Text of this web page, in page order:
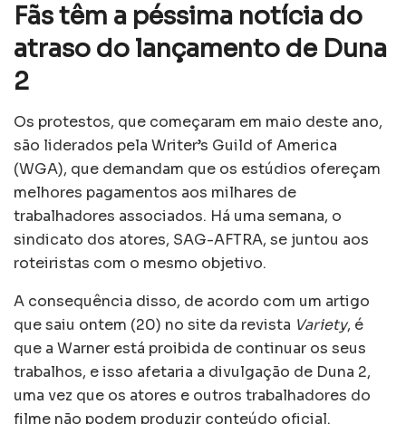
Fãs têm a péssima notícia do
atraso do lançamento de Duna
2
Os protestos, que começaram em maio deste ano,
são liderados pela Writer’s Guild of America
(WGA), que demandam que os estúdios ofereçam
melhores pagamentos aos milhares de
trabalhadores associados. Há uma semana, o
sindicato dos atores, SAG-AFTRA, se juntou aos
roteiristas com o mesmo objetivo.
A consequência disso, de acordo com um artigo
que saiu ontem (20) no site da revista Variety, é
que a Warner está proibida de continuar os seus
trabalhos, e isso afetaria a divulgação de Duna 2,
uma vez que os atores e outros trabalhadores do
filme não podem produzir conteúdo oficial.